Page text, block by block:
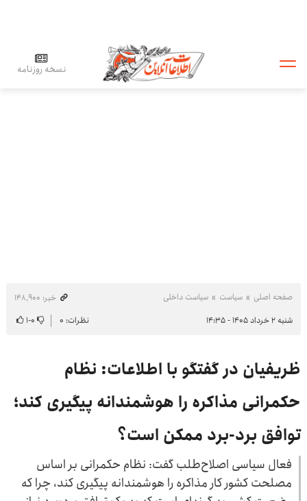
نسخه روزنامه
صفحه اصلی سیاست سیاست داخلی
خبر: ۱۴۸٬۹۰۰
شنبه ۲ خرداد ۱۴۰۵ - ۱۴:۳۵
نظرات: ۰ ۰-۱
ظریفیان در گفتگو با اطلاعات: نظام
حکمرانی مذاکره را هوشمندانه پیگیری کند؛
توافق برد-برد ممکن است؟
فعال سیاسی اصلاح‌طلب گفت: نظام حکمرانی بر اساس
مصلحت کشور کار مذاکره را هوشمندانه پیگیری کند، چرا که